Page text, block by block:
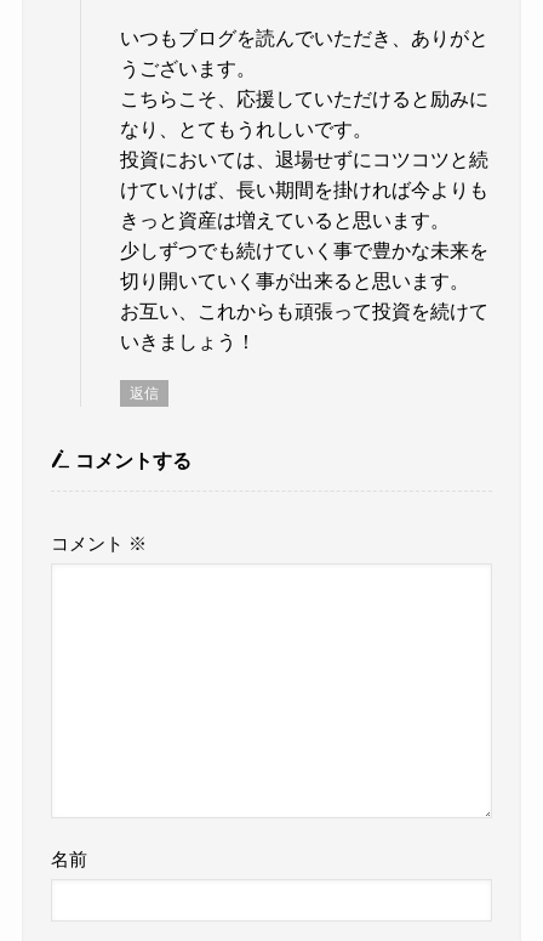
いつもブログを読んでいただき、ありがと
うございます。
こちらこそ、応援していただけると励みに
なり、とてもうれしいです。
投資においては、退場せずにコツコツと続
けていけば、長い期間を掛ければ今よりも
きっと資産は増えていると思います。
少しずつでも続けていく事で豊かな未来を
切り開いていく事が出来ると思います。
お互い、これからも頑張って投資を続けて
いきましょう！
返信
コメントする
コメント ※
名前